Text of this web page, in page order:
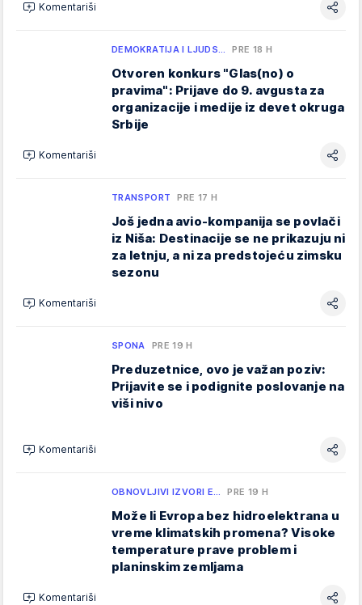
Komentariši
DEMOKRATIJA I LJUDS… PRE 18 H
Otvoren konkurs "Glas(no) o
pravima": Prijave do 9. avgusta za
organizacije i medije iz devet okruga
Srbije
Komentariši
TRANSPORT PRE 17 H
Još jedna avio-kompanija se povlači
iz Niša: Destinacije se ne prikazuju ni
za letnju, a ni za predstojeću zimsku
sezonu
Komentariši
SPONA PRE 19 H
Preduzetnice, ovo je važan poziv:
Prijavite se i podignite poslovanje na
viši nivo
Komentariši
OBNOVLJIVI IZVORI E… PRE 19 H
Može li Evropa bez hidroelektrana u
vreme klimatskih promena? Visoke
temperature prave problem i
planinskim zemljama
Komentariši